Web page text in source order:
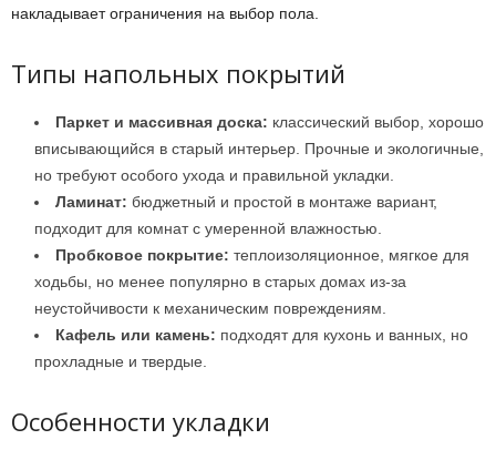
накладывает ограничения на выбор пола.
Типы напольных покрытий
Паркет и массивная доска: классический выбор, хорошо
вписывающийся в старый интерьер. Прочные и экологичные,
но требуют особого ухода и правильной укладки.
Ламинат: бюджетный и простой в монтаже вариант,
подходит для комнат с умеренной влажностью.
Пробковое покрытие: теплоизоляционное, мягкое для
ходьбы, но менее популярно в старых домах из-за
неустойчивости к механическим повреждениям.
Кафель или камень: подходят для кухонь и ванных, но
прохладные и твердые.
Особенности укладки